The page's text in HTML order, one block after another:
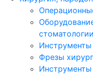
Инструменты
Фрезы
Инструменты